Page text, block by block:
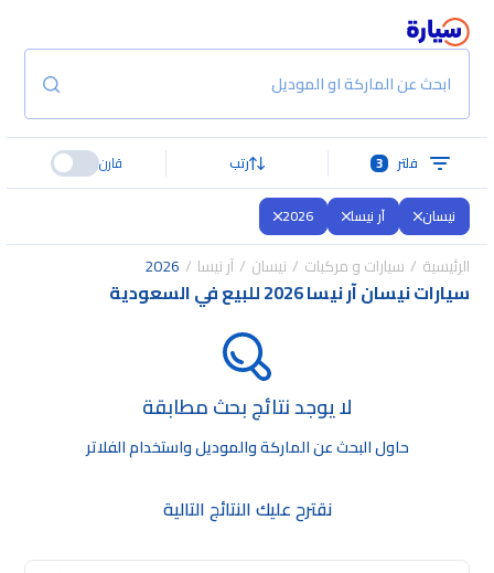
ابحث عن الماركة او الموديل
فلتر 3 رتب قارن
نيسان آر نيسا 2026
الرئيسية سيارات و مركبات نيسان آر نيسا 2026
سيارات نيسان آر نيسا 2026 للبيع في السعودية
لا يوجد نتائج بحث مطابقة
حاول البحث عن الماركة والموديل واستخدام الفلاتر
نقترح عليك النتائج التالية